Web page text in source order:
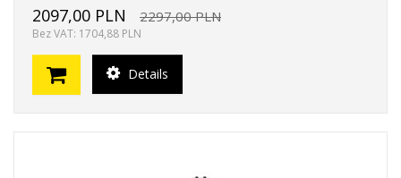
2097,00 PLN 2297,00 PLN
Bez VAT: 1704,88 PLN
Details